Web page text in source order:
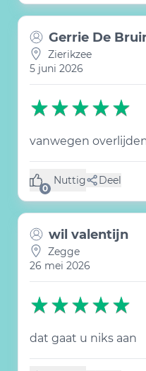
Gerrie De
Zierikzee
5 juni 2026
vanwegen
0
Nuttig
(0 like) Deel
wil valentijn
Zegge
26 mei 2026
dat gaat u niks aan